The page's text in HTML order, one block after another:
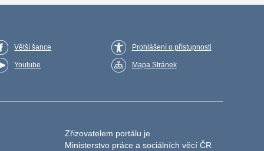
Větší šance
Youtube
Prohlášení o přístupnosti
Mapa Stránek
Zřizovatelem portálu je
Ministerstvo práce a sociálních věcí ČR